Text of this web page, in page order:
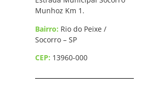
Munhoz Km 1.
Bairro: Rio do Peixe /
Socorro – SP
CEP: 13960-000